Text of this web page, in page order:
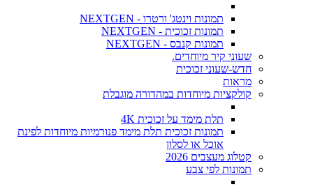
תמונות וינטג' ורטרו - NEXTGEN
תמונות זכוכית - NEXTGEN
תמונות קנבס - NEXTGEN
שעוני קיר מיוחדים.
חדש-שעוני זכוכית
מראות
קולקציות מיוחדות במהדורה מוגבלת
תלת מימד על זכוכית 4K
תמונות זכוכית תלת מימד פנורמיות מיוחדות לפינת
אוכל או לסלון
קטלוג מעצבים 2026
תמונות לפי צבע